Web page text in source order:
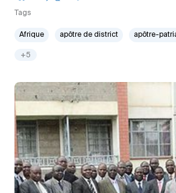
Tags
Afrique apôtre de district apôtre-
+5